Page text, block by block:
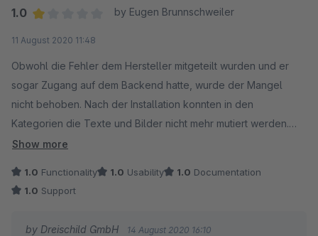
1.0
by Eugen Brunnschweiler
11 August 2020 11:48
Obwohl die Fehler dem Hersteller mitgeteilt wurden und er
sogar Zugang auf dem Backend hatte, wurde der Mangel
nicht behoben. Nach der Installation konnten in den
Kategorien die Texte und Bilder nicht mehr mutiert werden.
Dazu musste man das Plugin deaktivieren und dann jeweils
Support bot keine Hilfe an.
Show more
1.0 Functionality 1.0 Usability 1.0 Documentation
1.0 Support
by Dreischild GmbH 14 August 2020 16:10